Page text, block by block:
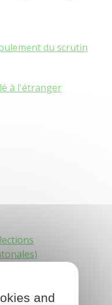
du scrutin
à l'étranger
and